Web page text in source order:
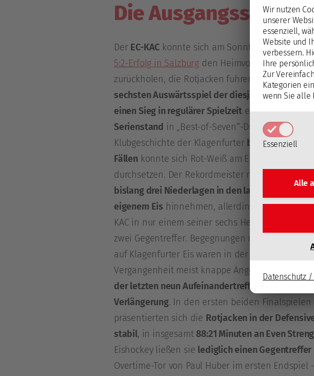
Wir nutzen
unserer
essenziell,
Website und
verbessern.
Ihre
Zur
Kategorien
wenn Sie alle
Essenziell
Alle
Datenschutz
Die
Der EC-KAC konnte sich am Sonntagabend mit
5:2-Erfolg in Salzburg den Heimvorteil in der
zurückholen, die Rotjacken fuhren
auch in ihrem
sechsten Auswärtsspiel der diesjährigen
einen Sieg in regulärer Spielzeit ein. Einen1:1-
Serienstand in „Best-of-Seven“-Duellen gab es
Klubgeschichte der Klagenfurter bislang 24 Mal
Fällen konnte sich Rot-Weiß am Ende auch
durchsetzen. Der Rekordmeister musste
bislang drei Niederlagen in den laufenden
eigenem Eis hinnehmen, allerdings kassierte der
KAC in nur einem seiner sechs Heimspiele mehr
zwei Gegentreffer. Begegnungen mit dem EC
auf Klagenfurter Eis waren in der jüngeren
Vergangenheit meist knappe Angelegenheiten,
der letzten neun Aufeinandertreffen erlebten eine
Verlängerung. In den ersten beiden Finalspielen
präsentierten sich die Rotjacken in der
stabil, in insgesamt88:21 Minuten an Even
Eishockey ließen sie lediglich einen Gegentreffer
Overtime-Tor von Paul Huber im ersten Endspiel